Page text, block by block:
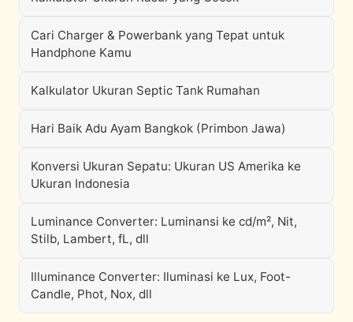
Cari Charger & Powerbank yang Tepat untuk
Handphone Kamu
Kalkulator Ukuran Septic Tank Rumahan
Hari Baik Adu Ayam Bangkok (Primbon Jawa)
Konversi Ukuran Sepatu: Ukuran US Amerika ke
Ukuran Indonesia
Luminance Converter: Luminansi ke cd/m², Nit,
Stilb, Lambert, fL, dll
Illuminance Converter: Iluminasi ke Lux, Foot-
Candle, Phot, Nox, dll